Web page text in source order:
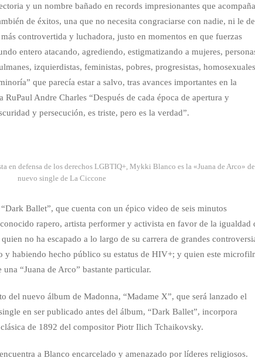
y un nombre bañado en records impresionantes que
de éxitos, una que no necesita congraciarse con nadie, ni le
controvertida y luchadora, justo en momentos en que fuerzas
entero atacando, agrediendo, estigmatizando a mujeres,
izquierdistas, feministas, pobres, progresistas,
que parecía estar a salvo, tras avances importantes en la
Andre Charles “Después de cada época de apertura y
y persecución, es triste, pero es la verdad”.
en defensa de los derechos LGBTIQ+, Mykki Blanco es la «Juana de Arco»
nuevo single de La Ciccone
Ballet”, que cuenta con un épico video de seis minutos
rapero, artista performer y activista en favor de la igualdad
no ha escapado a lo largo de su carrera de grandes
y habiendo hecho público su estatus de HIV+; y quien este
“Juana de Arco” bastante particular.
del nuevo álbum de Madonna, “Madame X”, que será lanzado el
en ser publicado antes del álbum, “Dark Ballet”, incorpora
de 1892 del compositor Piotr Ilich Tchaikovsky.
a Blanco encarcelado y amenazado por líderes religiosos.